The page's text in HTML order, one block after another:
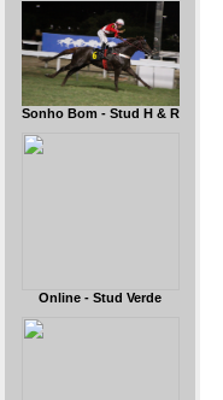
Sonho Bom - Stud H & R
Online - Stud Verde